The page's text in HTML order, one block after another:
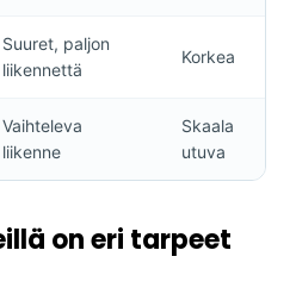
Suuret, paljon
liikennettä
Korkea
Vaihteleva
liikenne
Skaala
utuva
on eri tarpeet